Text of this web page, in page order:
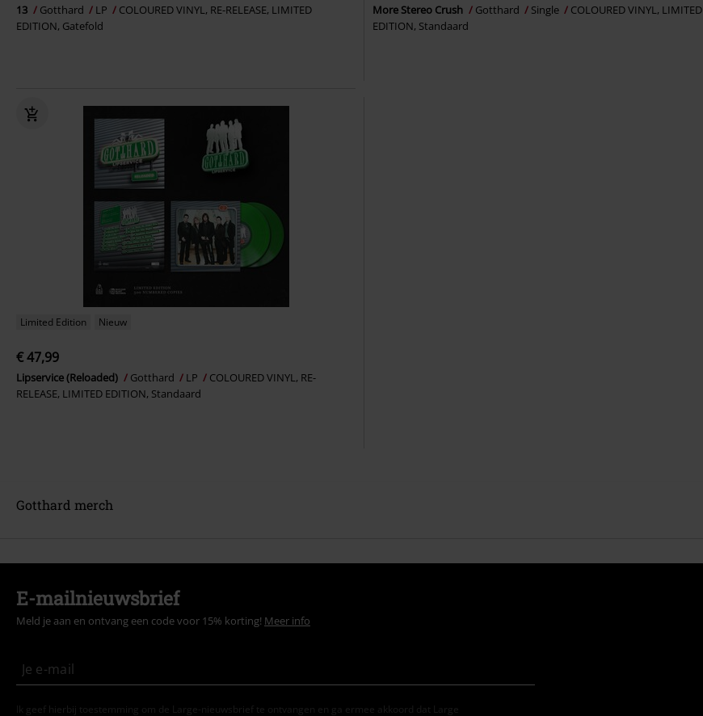
13 Gotthard LP
COLOURED VINYL, RE-RELEASE, LIMITED
EDITION, Gatefold
More Stereo Crush Gotthard Single
COLOURED VINYL, LIMITED
EDITION, Standaard
Limited Edition Nieuw
€ 47,99
Lipservice (Reloaded) Gotthard LP
COLOURED VINYL, RE-
RELEASE, LIMITED EDITION, Standaard
Gotthard merch
E-mailnieuwsbrief
Meld je aan en ontvang een code voor 15% korting! Meer info
Ik geef hierbij toestemming om de Large-nieuwsbrief te ontvangen en ga ermee akkoord dat Large